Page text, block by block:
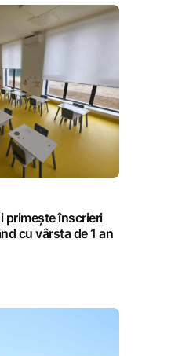
primește înscrieri
cu vârsta de 1 an